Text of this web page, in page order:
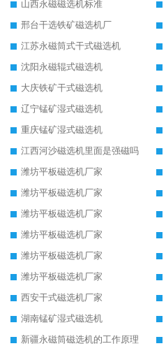
山西永磁磁选机标准
邢台干选铁矿磁选机厂
江苏永磁筒式干式磁选机
沈阳永磁辊式磁选机
大庆铁矿干式磁选机
辽宁锰矿湿式磁选机
重庆锰矿湿式磁选机
江西河沙磁选机里面是强磁吗
潍坊平板磁选机厂家
潍坊平板磁选机厂家
潍坊平板磁选机厂家
潍坊平板磁选机厂家
潍坊平板磁选机厂家
潍坊平板磁选机厂家
西安干式磁选机厂家
湖南锰矿湿式磁选机
新疆永磁筒磁选机的工作原理